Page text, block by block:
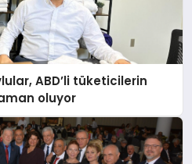
ABD’li tüketicilerin
oluyor